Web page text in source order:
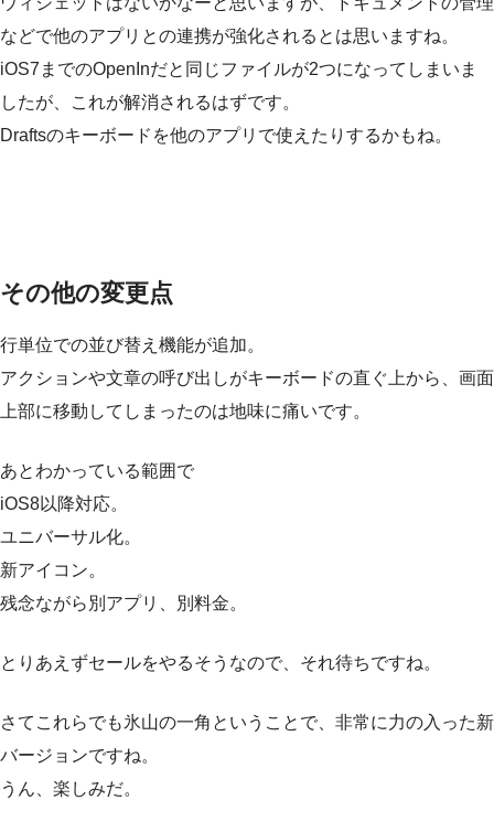
などで他のアプリとの連携が強化されるとは思いますね。
iOS7までのOpenInだと同じファイルが2つになってしまいま
したが、これが解消されるはずです。
Draftsのキーボードを他のアプリで使えたりするかもね。
その他の変更点
行単位での並び替え機能が追加。
アクションや文章の呼び出しがキーボードの直ぐ上から、画面
上部に移動してしまったのは地味に痛いです。
あとわかっている範囲で
iOS8以降対応。
ユニバーサル化。
新アイコン。
残念ながら別アプリ、別料金。
とりあえずセールをやるそうなので、それ待ちですね。
さてこれらでも氷山の一角ということで、非常に力の入った新
バージョンですね。
うん、楽しみだ。